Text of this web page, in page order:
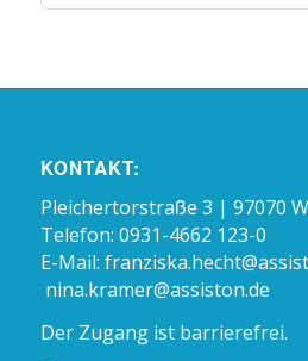
KONTAKT:
Pleichertorstraße 3 | 97070
Telefon: 0931-4662 123-0
E-Mail:
nina.kramer@assiston.de
Der Zugang ist barrierefrei.